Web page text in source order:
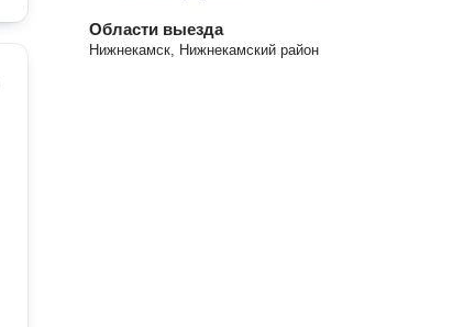
Области выезда
Нижнекамск, Нижнекамский район